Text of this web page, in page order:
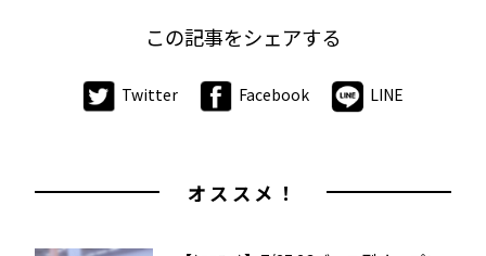
この記事をシェアする
Twitter Facebook LINE
オススメ！